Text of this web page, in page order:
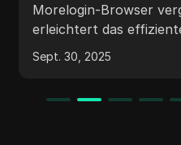
Morelogin-Browser
erleichtert das
mehrerer Konten sowie
Sicherheit. Es geht
Sept. 30, 2025